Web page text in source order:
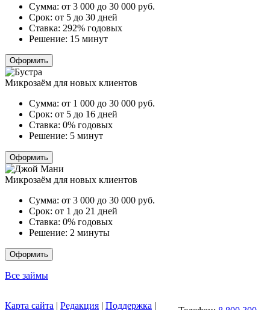
Сумма: от 3 000 до 30 000 руб.
Срок: от 5 до 30 дней
Ставка: 292% годовых
Решение: 15 минут
Оформить
Микрозаём для новых клиентов
Сумма: от 1 000 до 30 000 руб.
Срок: от 5 до 16 дней
Ставка: 0% годовых
Решение: 5 минут
Оформить
Микрозаём для новых клиентов
Сумма: от 3 000 до 30 000 руб.
Срок: от 1 до 21 дней
Ставка: 0% годовых
Решение: 2 минуты
Оформить
Все займы
Карта сайта | Редакция | Поддержка |